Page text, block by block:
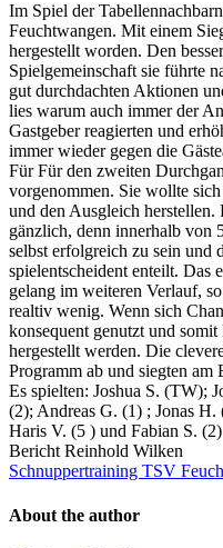
Im Spiel der
Feuchtwangen. Mit einem
hergestellt worden. Den
Spielgemeinschaft sie führte
gut durchdachten Aktionen
lies warum auch immer der
Gastgeber reagierten und
immer wieder gegen die
Für Für den zweiten
vorgenommen. Sie wollte
und den Ausgleich herstellen.
gänzlich, denn innerhalb von
selbst erfolgreich zu sein und
spielentscheident enteilt. Das
gelang im weiteren Verlauf,
realtiv wenig. Wenn sich
konsequent genutzt und
hergestellt werden. Die
Programm ab und siegten
Es spielten: Joshua S. (TW);
(2); Andreas G. (1) ; Jonas
Haris V. (5 ) und Fabian S. (2)
Bericht Reinhold Wilken
Schnuppertraining TSV
About the author